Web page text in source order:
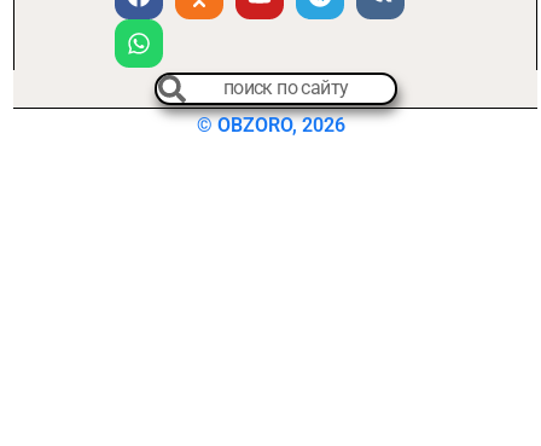
© OBZORO, 2026